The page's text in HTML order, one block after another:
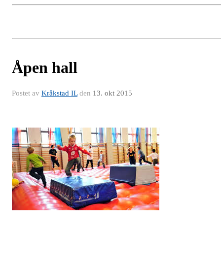
Åpen hall
Postet av Kråkstad ILden 13. okt 2015